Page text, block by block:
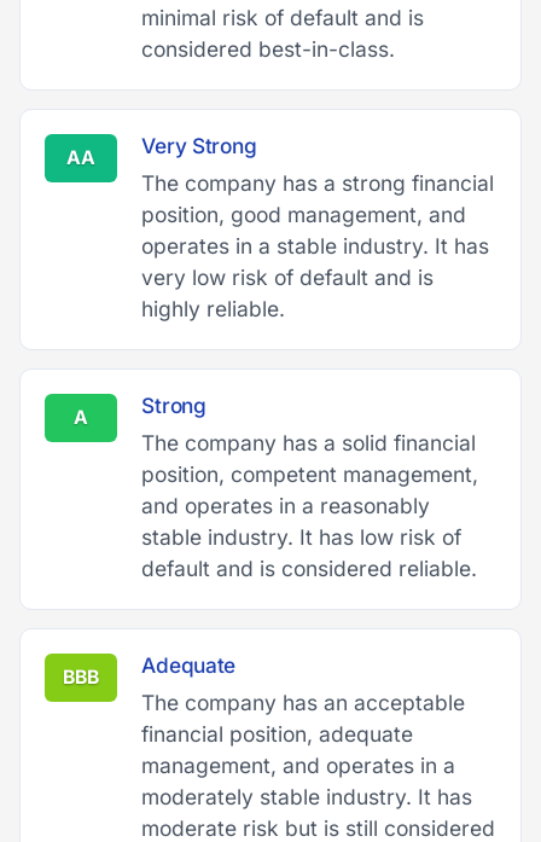
minimal risk of default and is
considered best-in-class.
AA
Very Strong
The company has a strong financial
position, good management, and
operates in a stable industry. It has
very low risk of default and is
highly reliable.
A
Strong
The company has a solid financial
position, competent management,
and operates in a reasonably
stable industry. It has low risk of
default and is considered reliable.
BBB
Adequate
The company has an acceptable
financial position, adequate
management, and operates in a
moderately stable industry. It has
moderate risk but is still considered